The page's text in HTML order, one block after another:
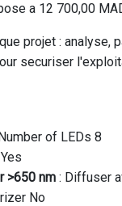
a 12 700,00
projet :
securiser
of LEDs 8
>650 nm : Diffuser
No